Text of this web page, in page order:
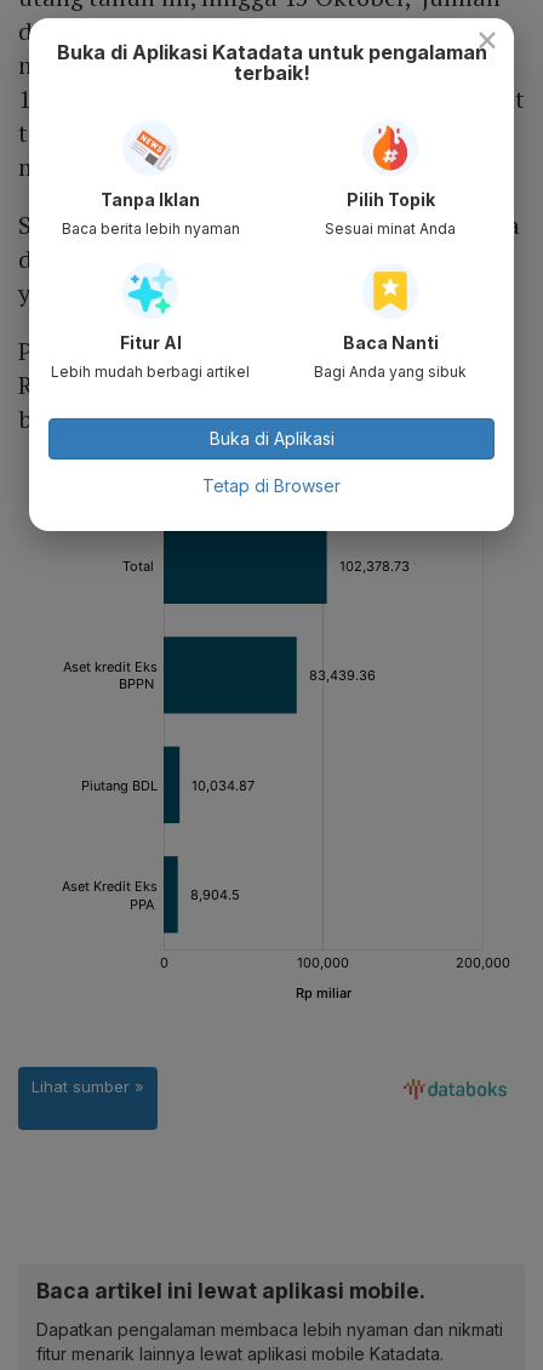
debitur yang memperoleh persetujuan untuk
memperoleh keringanan utang mencapai Rp
1.367 debitur. Kemudian dari jumlah tersebut
total outstanding utangnya sebesar Rp 80,42
miliar.
Selain itu, dari jumlah debitur yang utangnya
diberi keringanan, terdapat 1.292 debitur
yang telah melakukan pelunasan.
Para debitur inilah yang kemudian menyetor
Rp 20,48 miliar kepada negara sebagai
bentuk pemenuhan atas kewajibannya.
Baca artikel ini lewat aplikasi mobile.
Dapatkan pengalaman membaca lebih nyaman dan nikmati
fitur menarik lainnya lewat aplikasi mobile Katadata.
×
Buka di Aplikasi Katadata untuk pengalaman
terbaik!
Tanpa Iklan
Baca berita lebih nyaman
Pilih Topik
Sesuai minat Anda
Fitur AI
Lebih mudah berbagi artikel
Baca Nanti
Bagi Anda yang sibuk
Buka di Aplikasi
Tetap di Browser